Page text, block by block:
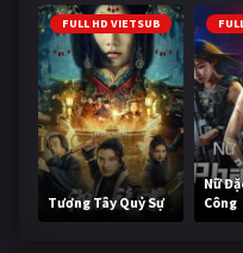
FULL HD VIETSUB
Tương Tây Quỷ Sự
Nữ
Công